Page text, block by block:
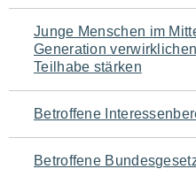
Navigation
für
den
Seiteninhalt
Junge Menschen im
Generation
Teilhabe stärken
Betroffene
Betroffene